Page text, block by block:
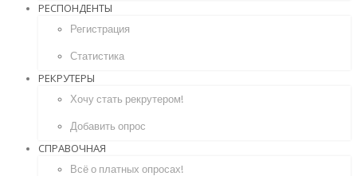
РЕСПОНДЕНТЫ
Регистрация
Статистика
РЕКРУТЕРЫ
Хочу стать рекрутером!
Добавить опрос
СПРАВОЧНАЯ
Всё о платных опросах!